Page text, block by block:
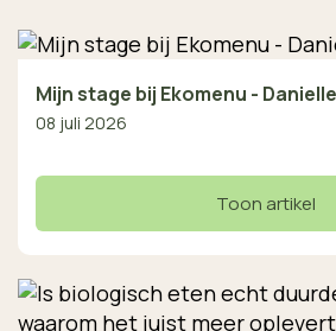
Mijn stage bij Ekomenu - Danielle
08 juli 2026
Toon artikel